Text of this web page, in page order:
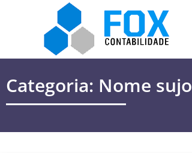
Categoria: Nome sujo